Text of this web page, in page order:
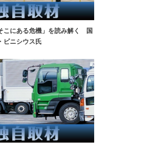
こにある危機」を読み解く 国
ビニシウス氏